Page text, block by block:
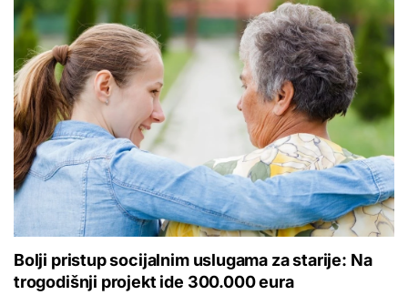
Bolji pristup socijalnim uslugama za starije: Na
trogodišnji projekt ide 300.000 eura